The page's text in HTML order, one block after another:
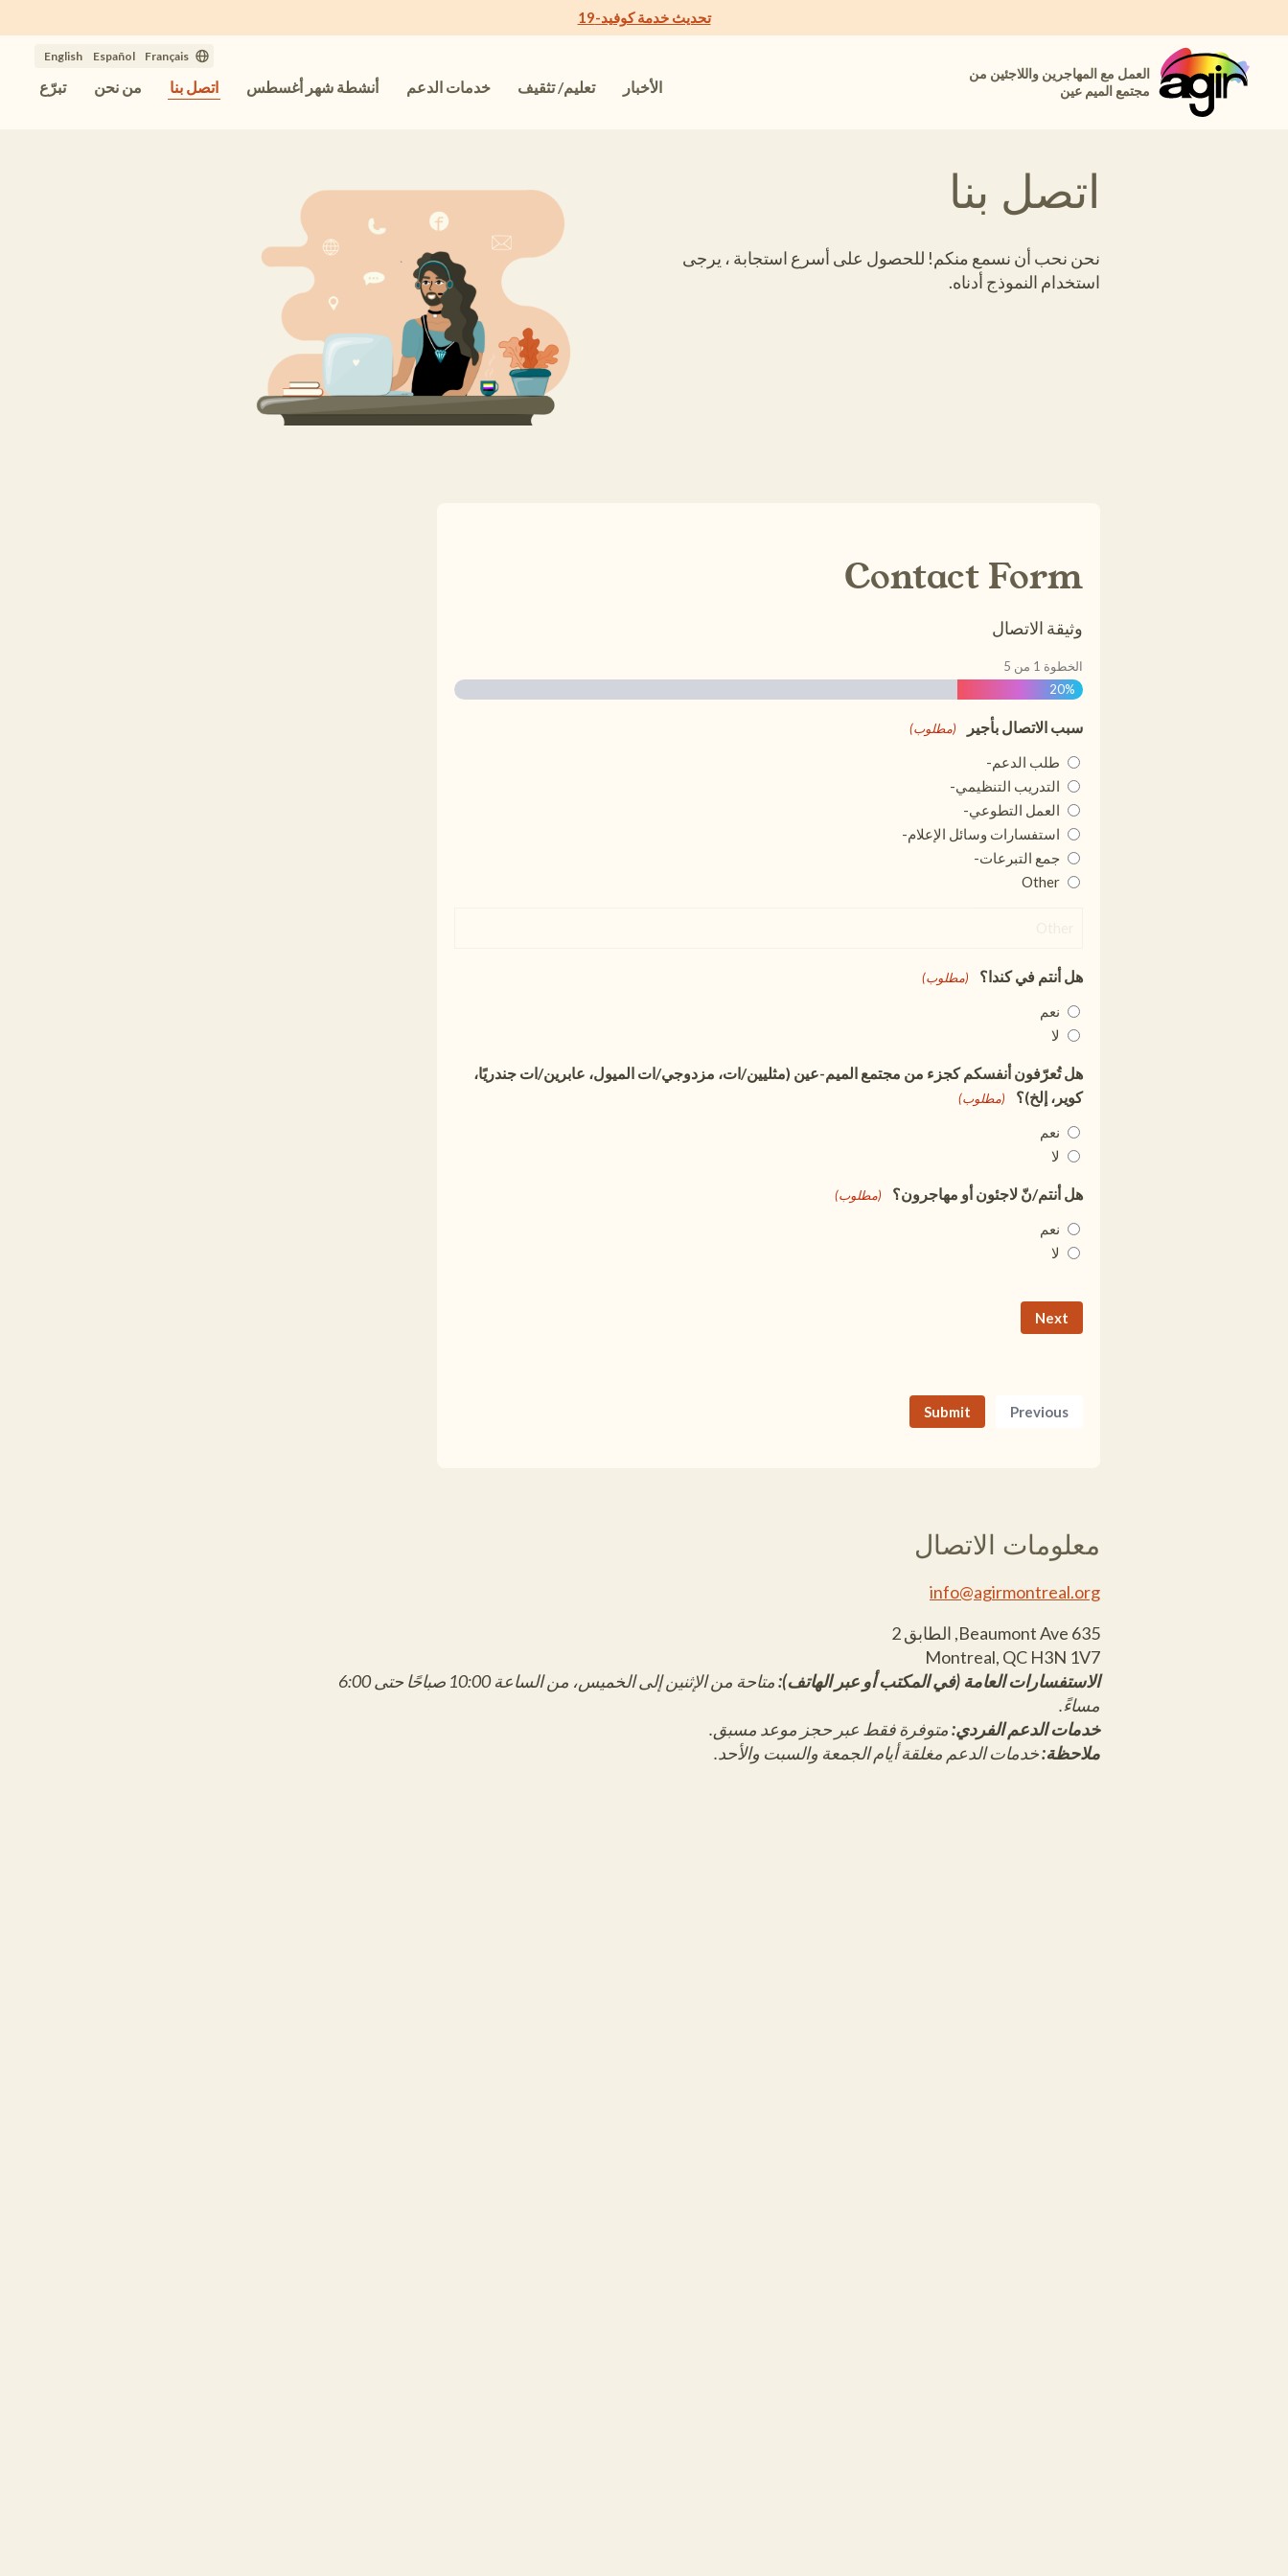
تحديث خدمة كوفيد-19
العمل مع المهاجرين واللاجئين من
مجتمع الميم عين
Français
Español
English
الأخبار تعليم/ تثقيف خدمات الدعم أنشطة شهر أغسطس اتصل بنا من نحن تبرّع
اتصل بنا
نحن نحب أن نسمع منكم! للحصول على أسرع استجابة ، يرجى
استخدام النموذج أدناه.
Contact Form
وثيقة الاتصال
الخطوة 1 من 5
20%
سبب الاتصال بأجير (مطلوب)
طلب الدعم-
التدريب التنظيمي-
العمل التطوعي-
استفسارات وسائل الإعلام-
جمع التبرعات-
Other
هل أنتم في كندا؟ (مطلوب)
نعم
لا
هل تُعرّفون أنفسكم كجزء من مجتمع الميم-عين (مثليين/ات، مزدوجي/ات الميول، عابرين/ات جندريًا،
كوير، إلخ)؟
(مطلوب)
نعم
لا
هل أنتم/نّ لاجئون أو مهاجرون؟ (مطلوب)
نعم
لا
Submit
معلومات الاتصال
info@agirmontreal.org
635 Beaumont Ave, الطابق 2
Montreal, QC H3N 1V7
الاستفسارات العامة (في المكتب أو عبر الهاتف):
متاحة من الإثنين إلى الخميس، من الساعة 10:00 صباحًا حتى 6:00
مساءً.
خدمات الدعم الفردي:متوفرة فقط عبر حجز موعد مسبق.
ملاحظة:خدمات الدعم مغلقة أيام الجمعة والسبت والأحد.